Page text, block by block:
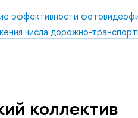
эффективности
числа дорожно-
коллектив